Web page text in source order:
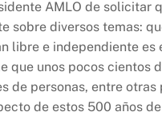
AMLO de solicitar
sobre diversos temas:
libre e independiente es
unos pocos cientos
de personas, entre otras
de estos 500 años